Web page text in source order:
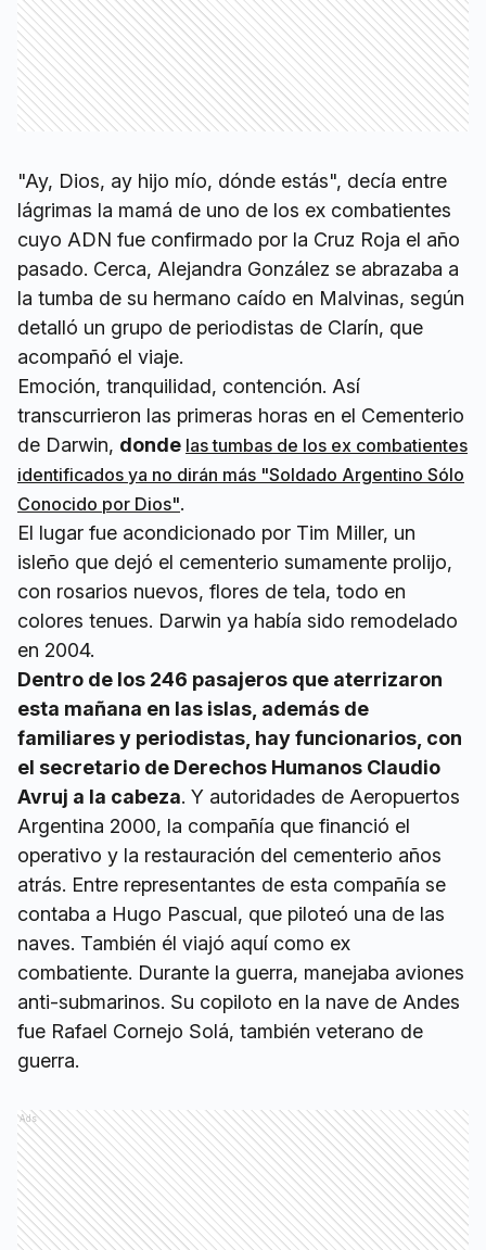
"Ay, Dios, ay hijo mío, dónde estás", decía entre
lágrimas la mamá de uno de los ex combatientes
cuyo ADN fue confirmado por la Cruz Roja el año
pasado. Cerca, Alejandra González se abrazaba a
la tumba de su hermano caído en Malvinas, según
detalló un grupo de periodistas de Clarín, que
acompañó el viaje.
Emoción, tranquilidad, contención. Así
transcurrieron las primeras horas en el Cementerio
de Darwin, donde las tumbas de los ex combatientes
identificados ya no dirán más "Soldado Argentino Sólo
Conocido por Dios".
El lugar fue acondicionado por Tim Miller, un
isleño que dejó el cementerio sumamente prolijo,
con rosarios nuevos, flores de tela, todo en
colores tenues. Darwin ya había sido remodelado
en 2004.
Dentro de los 246 pasajeros que aterrizaron
esta mañana en las islas, además de
familiares y periodistas, hay funcionarios, con
el secretario de Derechos Humanos Claudio
Avruj a la cabeza. Y autoridades de Aeropuertos
Argentina 2000, la compañía que financió el
operativo y la restauración del cementerio años
atrás. Entre representantes de esta compañía se
contaba a Hugo Pascual, que piloteó una de las
naves. También él viajó aquí como ex
combatiente. Durante la guerra, manejaba aviones
anti-submarinos. Su copiloto en la nave de Andes
fue Rafael Cornejo Solá, también veterano de
guerra.
Ads